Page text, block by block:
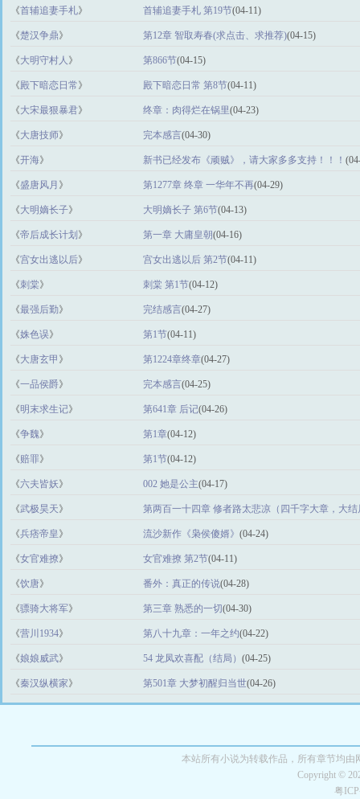
《首辅追妻手札》 首辅追妻手札 第19节(04-11)
《楚汉争鼎》 第12章 智取寿春(求点击、求推荐)(04-15)
《大明守村人 》 第866节(04-15)
《 殿下暗恋日常》 殿下暗恋日常 第8节(04-11)
《大宋最狠暴君》 终章：肉得烂在锅里(04-23)
《大唐技师》 完本感言(04-30)
《开海》 新书已经发布《顽贼》，请大家多多支持！！！
《盛唐风月 》 第1277章 终章 一华年不再(04-29)
《大明嫡长子》 大明嫡长子 第6节(04-13)
《帝后成长计划 》 第一章 大庸皇朝(04-16)
《宫女出逃以后》 宫女出逃以后 第2节(04-11)
《刺棠》 刺棠 第1节(04-12)
《最强后勤》 完结感言(04-27)
《姝色误》 第1节(04-11)
《大唐玄甲 》 第1224章终章(04-27)
《一品侯爵》 完本感言(04-25)
《明末求生记》 第641章 后记(04-26)
《争魏》 第1章(04-12)
《赔罪》 第1节(04-12)
《六夫皆妖》 002 她是公主(04-17)
《武极昊天》
第两百一十四章 修者路太悲凉（四千字大章，大结
(04-27)
《兵痞帝皇》 流沙新作《枭侯傻婿》 (04-24)
《女官难撩》 女官难撩 第2节(04-11)
《饮唐》 番外：真正的传说(04-28)
《骠骑大将军》 第三章 熟悉的一切(04-30)
《营川1934》 第八十九章：一年之约(04-22)
《娘娘威武》 54 龙凤欢喜配（结局） (04-25)
《秦汉纵横家》 第501章 大梦初醒归当世(04-26)
本站所有小说为转载作品，所有章节均
Copyright ©
粤